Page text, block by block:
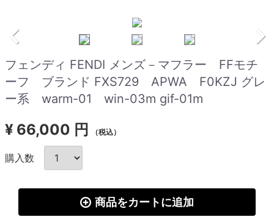
フェンディ FENDI メンズ－マフラー FFモチ
ーフ ブランド FXS729 APWA F0KZJ グレ
ー系 warm-01 win-03m gif-01m
¥ 66,000 円 （税込）
購入数
商品をカートに追加